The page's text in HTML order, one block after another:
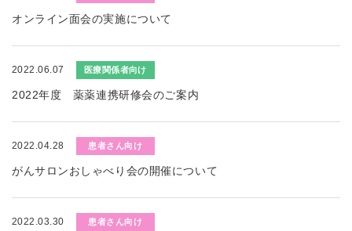
オンライン面会の実施について
2022.06.07 医療関係者向け
2022年度 薬薬連携研修会のご案内
2022.04.28 患者さん向け
がんサロンおしゃべり会の開催について
2022.03.30 患者さん向け